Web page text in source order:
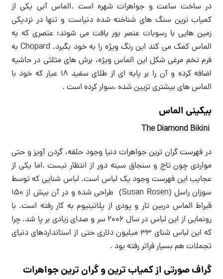
در ساخت ساعت و جواهرات شهره است .الماس آبی یکی از
کمیاب ترین سنگ های شناخته شده دنیاست و تنها در نزدیکی
زمین هایی با رسوبات عنصر بور یافت می شوند؛ عنصری که به
الماس کمک می کند این رنگ ویژه را به خود بگیرد. Chopard به
فرم تخم مرغی شکل این الماس ویژه، برش های مثلثی در حاشیه
اضافه کرده و آن را بر پایه ای از طلای سفید ۱۸ عیار که خود با
الماس های بیشتری تزیین شده ،سوار کرده است .
بیکینی الماس
The Diamond Bikini
در فهرست گران ترین جواهرات دنیا وجود حلقه، گردن آویز و حتی
مواردی چون تاج و سنجاق سینه دور از انتظار نیست .اما یکی از
عجایب این فهرست وجود یک لباس است. لباس شنایی که توسط
سوزان راسل (Susan Rosen) طراحی شده و در آن بیش از ۱۵۰
قیراط الماس دربین تار و پودی از پلاتینیوم به کار رفته است. با
رونمایی از این لباس در سال ۲۰۰۶ سر و صدای زیادی بر پا شد. چرا
که این لباس شنای ۳۳ میلیون دلاری حتی از استانداردهای دنیای
تجملات هم بسیار فراتر رفته بود .
گراف صورتی از کمیاب ترین و گران ترین جواهرات